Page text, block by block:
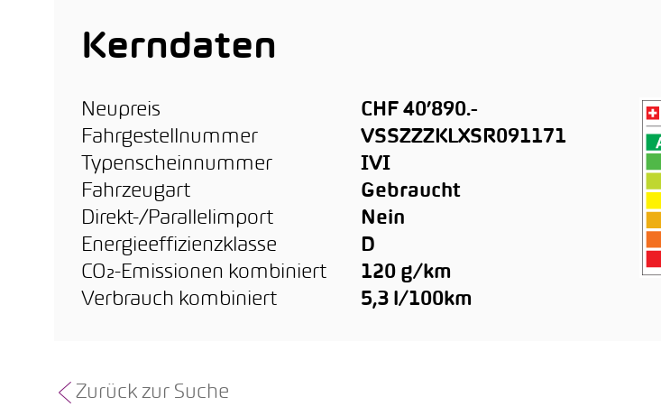
Kerndaten
Neupreis
CHF 40’890.-
Fahrgestellnummer
VSSZZZKLXSR091171
Typenscheinnummer
IVI
Fahrzeugart
Gebraucht
Direkt-/Parallelimport
Nein
Energieeffizienzklasse
D
CO₂-Emissionen kombiniert
120 g/km
Verbrauch kombiniert
5,3 l/100km
Zurück zur Suche